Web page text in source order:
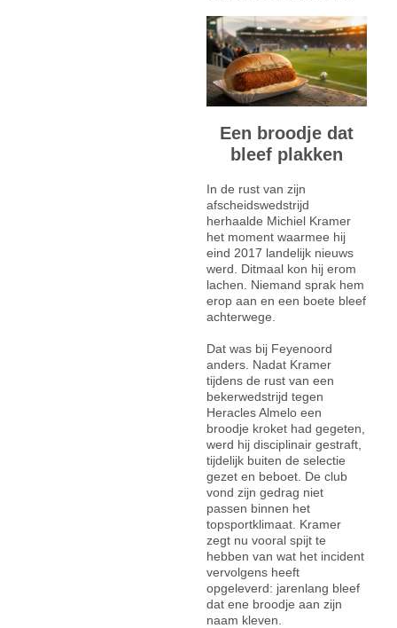
Een broodje dat
bleef plakken
In de rust van zijn
afscheidswedstrijd
herhaalde Michiel Kramer
het moment waarmee hij
eind 2017 landelijk nieuws
werd. Ditmaal kon hij erom
lachen. Niemand sprak hem
erop aan en een boete bleef
achterwege.
Dat was bij Feyenoord
anders. Nadat Kramer
tijdens de rust van een
bekerwedstrijd tegen
Heracles Almelo een
broodje kroket had gegeten,
werd hij disciplinair gestraft,
tijdelijk buiten de selectie
gezet en beboet. De club
vond zijn gedrag niet
passen binnen het
topsportklimaat. Kramer
zegt nu vooral spijt te
hebben van wat het incident
vervolgens heeft
opgeleverd: jarenlang bleef
dat ene broodje aan zijn
naam kleven.